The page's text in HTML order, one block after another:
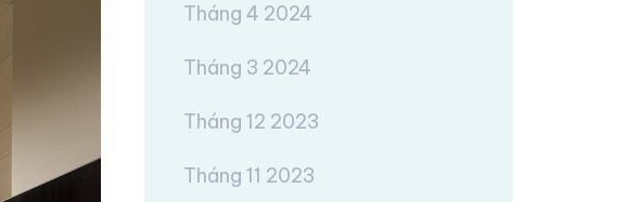
Tháng 4 2024
Tháng 3 2024
Tháng 12 2023
Tháng 11 2023